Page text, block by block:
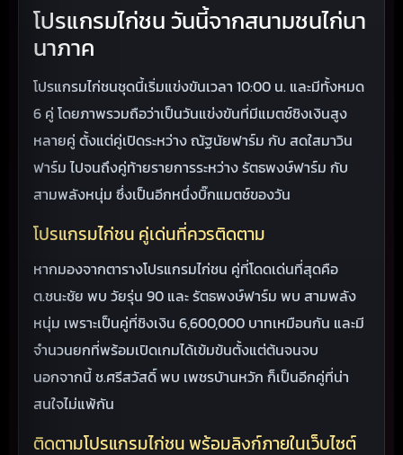
โปรแกรมไก่ชน วันนี้จากสนามชนไก่นา
นาภาค
โปรแกรมไก่ชนชุดนี้เริ่มแข่งขันเวลา 10:00 น. และมีทั้งหมด
6 คู่ โดยภาพรวมถือว่าเป็นวันแข่งขันที่มีแมตช์ชิงเงินสูง
หลายคู่ ตั้งแต่คู่เปิดระหว่าง ณัฐนัยฟาร์ม กับ สดใสมาวิน
ฟาร์ม ไปจนถึงคู่ท้ายรายการระหว่าง รัตธพงษ์ฟาร์ม กับ
สามพลังหนุ่ม ซึ่งเป็นอีกหนึ่งบิ๊กแมตช์ของวัน
โปรแกรมไก่ชน คู่เด่นที่ควรติดตาม
หากมองจากตารางโปรแกรมไก่ชน คู่ที่โดดเด่นที่สุดคือ
ต.ชนะชัย พบ วัยรุ่น 90 และ รัตธพงษ์ฟาร์ม พบ สามพลัง
หนุ่ม เพราะเป็นคู่ที่ชิงเงิน 6,600,000 บาทเหมือนกัน และมี
จำนวนยกที่พร้อมเปิดเกมได้เข้มข้นตั้งแต่ต้นจนจบ
นอกจากนี้ ช.ศรีสวัสดิ์ พบ เพชรบัานหวัก ก็เป็นอีกคู่ที่น่า
สนใจไม่แพ้กัน
ติดตามโปรแกรมไก่ชน พร้อมลิงก์ภายในเว็บไซต์